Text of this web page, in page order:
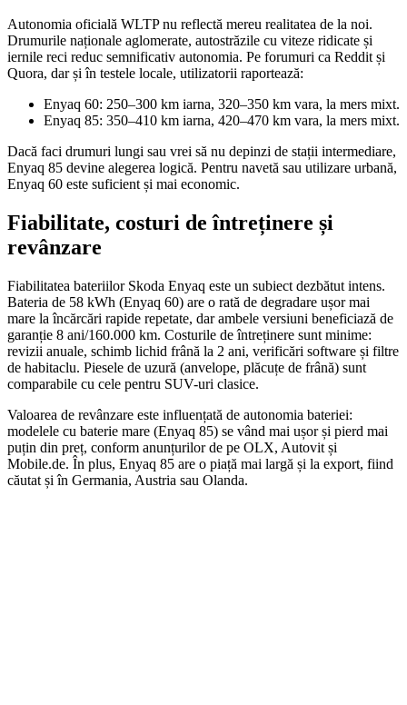
Autonomia oficială WLTP nu reflectă mereu realitatea de la noi.
Drumurile naționale aglomerate, autostrăzile cu viteze ridicate și
iernile reci reduc semnificativ autonomia. Pe forumuri ca Reddit și
Quora, dar și în testele locale, utilizatorii raportează:
Enyaq 60: 250–300 km iarna, 320–350 km vara, la mers mixt.
Enyaq 85: 350–410 km iarna, 420–470 km vara, la mers mixt.
Dacă faci drumuri lungi sau vrei să nu depinzi de stații intermediare,
Enyaq 85 devine alegerea logică. Pentru navetă sau utilizare urbană,
Enyaq 60 este suficient și mai economic.
Fiabilitate, costuri de întreținere și
revânzare
Fiabilitatea bateriilor Skoda Enyaq este un subiect dezbătut intens.
Bateria de 58 kWh (Enyaq 60) are o rată de degradare ușor mai
mare la încărcări rapide repetate, dar ambele versiuni beneficiază de
garanție 8 ani/160.000 km. Costurile de întreținere sunt minime:
revizii anuale, schimb lichid frână la 2 ani, verificări software și filtre
de habitaclu. Piesele de uzură (anvelope, plăcuțe de frână) sunt
comparabile cu cele pentru SUV-uri clasice.
Valoarea de revânzare este influențată de autonomia bateriei:
modelele cu baterie mare (Enyaq 85) se vând mai ușor și pierd mai
puțin din preț, conform anunțurilor de pe OLX, Autovit și
Mobile.de. În plus, Enyaq 85 are o piață mai largă și la export, fiind
căutat și în Germania, Austria sau Olanda.